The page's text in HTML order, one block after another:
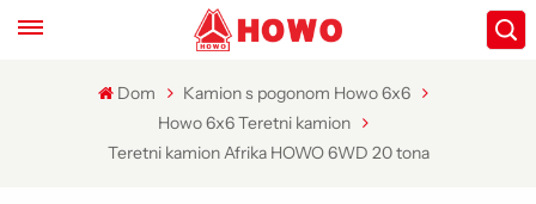
Dom
Kamion s pogonom Howo 6x6
Howo 6x6 Teretni kamion
Teretni kamion Afrika HOWO 6WD 20 tona